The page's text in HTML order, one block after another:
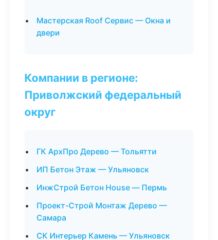
Мастерская Roof Сервис — Окна и
двери
Компании в регионе:
Приволжский федеральный
округ
ГК АрхПро Дерево — Тольятти
ИП Бетон Этаж — Ульяновск
ИнжСтрой Бетон House — Пермь
Проект-Строй Монтаж Дерево —
Самара
СК Интерьер Камень — Ульяновск